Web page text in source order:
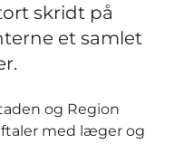
skridt på
et samlet
og Region
med læger og